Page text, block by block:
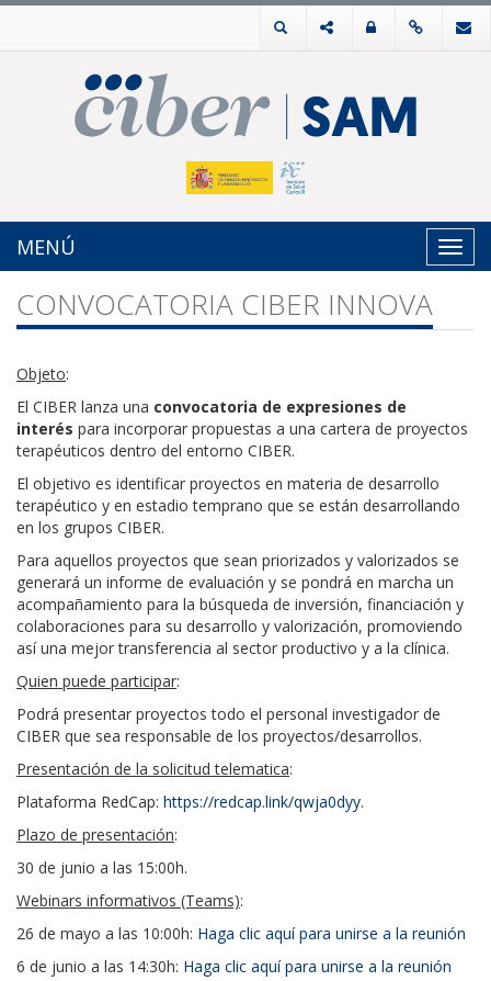
MENÚ
CONVOCATORIA CIBER INNOVA
Objeto:
El CIBER lanza una convocatoria de expresiones de
interés para incorporar propuestas a una cartera de proyectos
terapéuticos dentro del entorno CIBER.
El objetivo es identificar proyectos en materia de desarrollo
terapéutico y en estadio temprano que se están desarrollando
en los grupos CIBER.
Para aquellos proyectos que sean priorizados y valorizados se
generará un informe de evaluación y se pondrá en marcha un
acompañamiento para la búsqueda de inversión, financiación y
colaboraciones para su desarrollo y valorización, promoviendo
así una mejor transferencia al sector productivo y a la clínica.
Quien puede participar:
Podrá presentar proyectos todo el personal investigador de
CIBER que sea responsable de los proyectos/desarrollos.
Presentación de la solicitud telematica:
Plataforma RedCap: https://redcap.link/qwja0dyy.
Plazo de presentación:
30 de junio a las 15:00h.
Webinars informativos (Teams):
26 de mayo a las 10:00h: Haga clic aquí para unirse a la reunión
6 de junio a las 14:30h: Haga clic aquí para unirse a la reunión